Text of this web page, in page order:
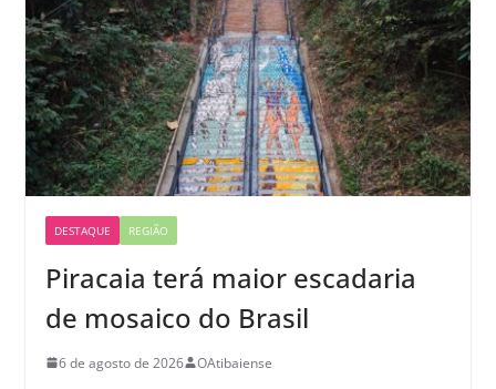
DESTAQUE REGIÃO
Piracaia terá maior escadaria
de mosaico do Brasil
6 de agosto de 2026 OAtibaiense